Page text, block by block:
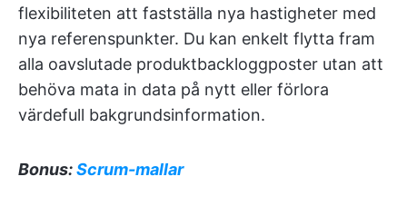
flexibiliteten att fastställa nya hastigheter med
nya referenspunkter. Du kan enkelt flytta fram
alla oavslutade produktbackloggposter utan att
behöva mata in data på nytt eller förlora
värdefull bakgrundsinformation.
Bonus:Scrum-mallar